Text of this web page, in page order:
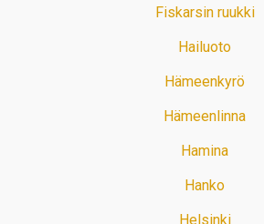
Fiskarsin ruukki
Hailuoto
Hämeenkyrö
Hämeenlinna
Hamina
Hanko
Helsinki